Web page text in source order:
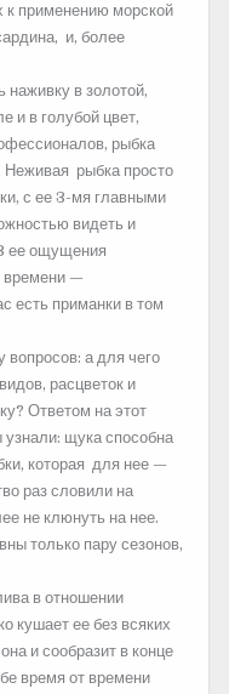
к применению морской
и, более
в золотой,
и в голубой цвет,
рыбка
Неживая рыбка просто
с ее 3-мя главными
видеть и
ее ощущения
времени —
есть приманки в том
вопросов: а для чего
расцветок и
Ответом на этот
узнали: щука способна
которая для нее —
раз словили на
не клюнуть на нее.
только пару сезонов,
в отношении
кушает ее без всяких
и сообразит в конце
время от времени